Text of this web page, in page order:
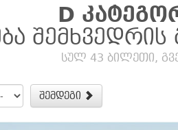
D
სულ 43 ბილეთი,
შემდეგი